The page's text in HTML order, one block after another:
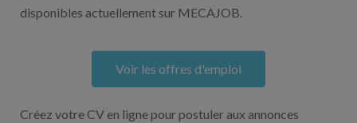
disponibles actuellement sur MECAJOB.
Voir les offres d'emploi
Créez votre CV en ligne pour postuler aux annonces